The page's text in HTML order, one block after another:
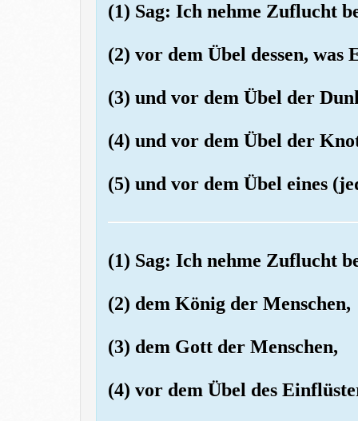
(1) Sag: Ich nehme Zuflucht
(2) vor dem Übel dessen, was
(3) und vor dem Übel der
(4) und vor dem Übel der
(5) und vor dem Übel eines
(1) Sag: Ich nehme Zuflucht
(2) dem König der Menschen,
(3) dem Gott der Menschen,
(4) vor dem Übel des